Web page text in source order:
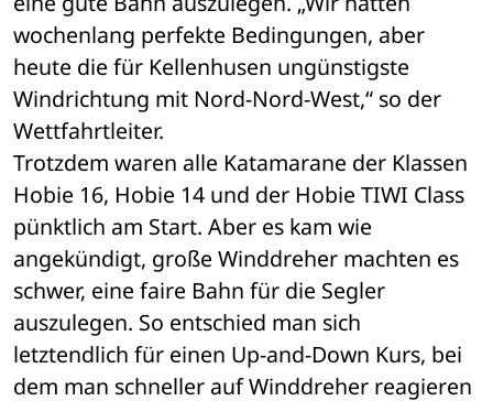
wochenlang perfekte Bedingungen, aber
heute die für Kellenhusen ungünstigste
Windrichtung mit Nord-Nord-West,“ so der
Wettfahrtleiter.
Trotzdem waren alle Katamarane der Klassen
Hobie 16, Hobie 14 und der Hobie TIWI Class
pünktlich am Start. Aber es kam wie
angekündigt, große Winddreher machten es
schwer, eine faire Bahn für die Segler
auszulegen. So entschied man sich
letztendlich für einen Up-and-Down Kurs, bei
dem man schneller auf Winddreher reagieren